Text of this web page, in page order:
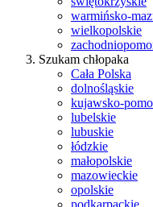
warmińsko-
wielkopolskie
Szukam chłopaka
Cała Polska
dolnośląskie
kujawsko-
lubelskie
lubuskie
łódzkie
małopolskie
mazowieckie
opolskie
podkarpackie